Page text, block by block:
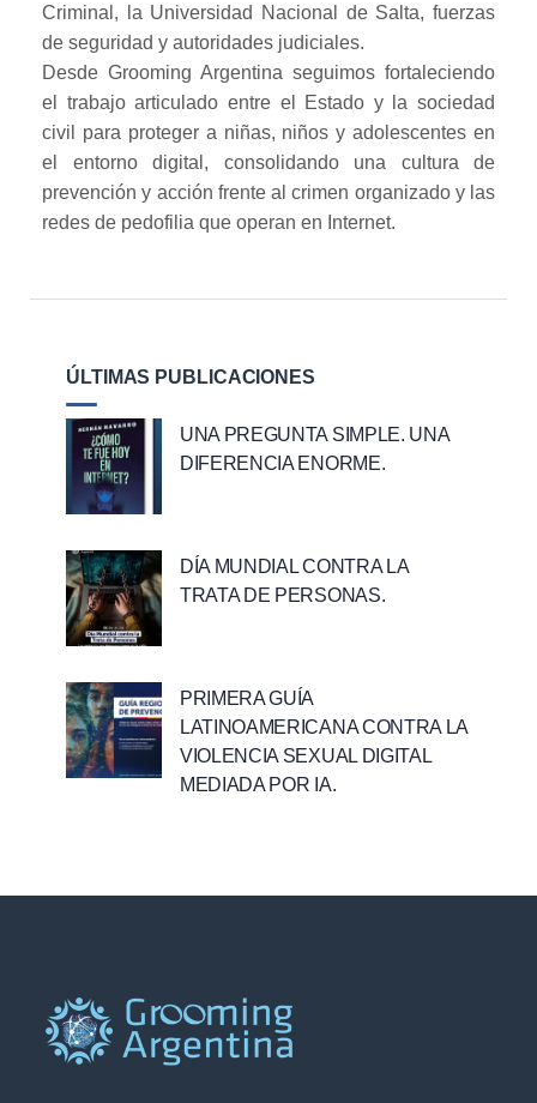
Criminal, la Universidad Nacional de Salta, fuerzas
de seguridad y autoridades judiciales.
Desde Grooming Argentina seguimos fortaleciendo
el trabajo articulado entre el Estado y la sociedad
civil para proteger a niñas, niños y adolescentes en
el entorno digital, consolidando una cultura de
prevención y acción frente al crimen organizado y las
redes de pedofilia que operan en Internet.
ÚLTIMAS PUBLICACIONES
UNA PREGUNTA SIMPLE. UNA
DIFERENCIA ENORME.
DÍA MUNDIAL CONTRA LA
TRATA DE PERSONAS.
PRIMERA GUÍA
LATINOAMERICANA CONTRA LA
VIOLENCIA SEXUAL DIGITAL
MEDIADA POR IA.